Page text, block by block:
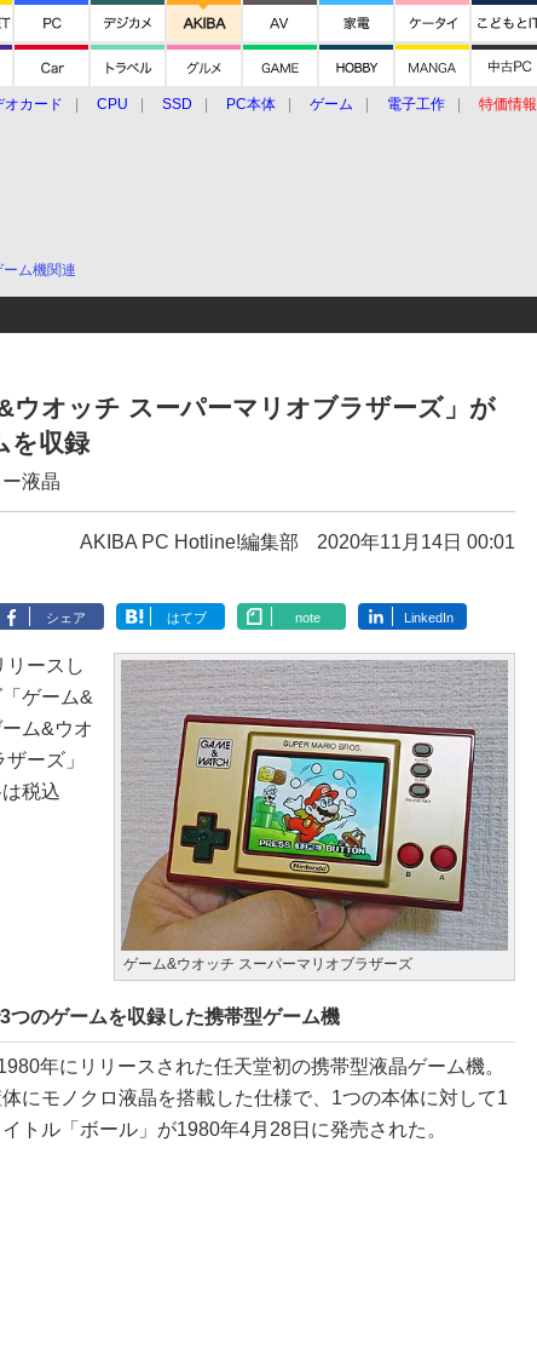
オカード CPU SSD PC本体 ゲーム 電子工作 特価情報
ーム機関連
ウオッチ スーパーマリオブラザーズ」が
を収録
液晶
AKIBA PC Hotline!編集部 2020年11月14日 00:01
シェア はてブ note LinkedIn
ゲーム&ウオッチ スーパーマリオブラザーズ
ースし
ゲーム&
ム&ウオ
ーズ」
税込
つのゲームを収録した携帯型ゲーム機
年にリリースされた任天堂初の携帯型液晶ゲーム機。
にモノクロ液晶を搭載した仕様で、1つの本体に対して1
トル「ボール」が1980年4月28日に発売された。